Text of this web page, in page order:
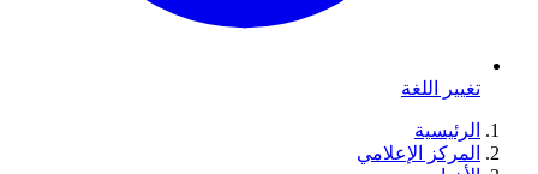
تغيير اللغة
الرئيسية
المركز الإعلامي